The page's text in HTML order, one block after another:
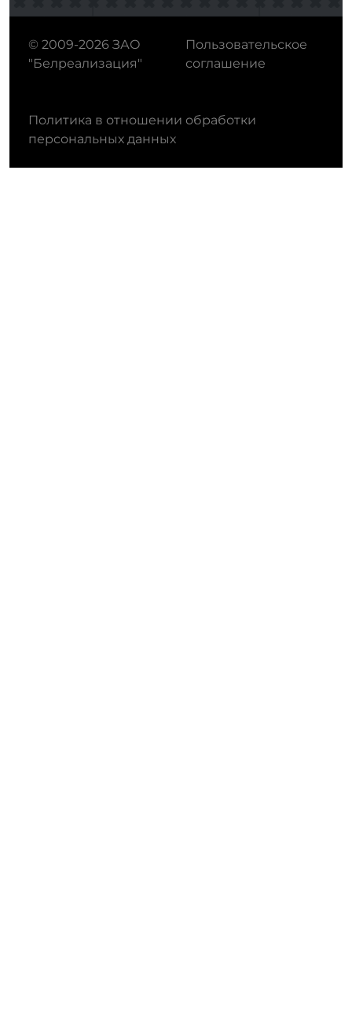
© 2009-2026 ЗАО
"Белреализация"
Пользовательское
соглашение
Политика в отношении обработки
персональных данных